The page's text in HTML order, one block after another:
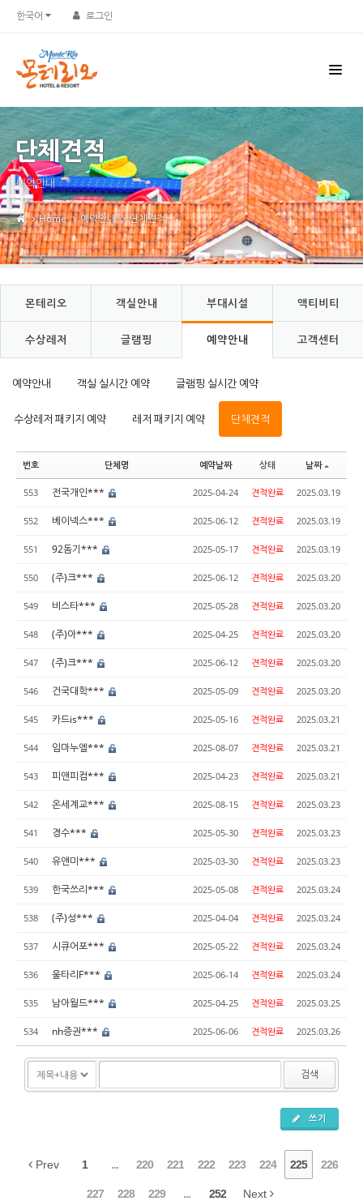
한국어 로그인
단체견적
예약안내
Home 예약안내 단체견적
몬테리오 객실안내 부대시설 액티비티
수상레저 글램핑 예약안내 고객센터
예약안내 객실 실시간 예약 글램핑 실시간 예약
수상레저 패키지 예약 레저 패키지 예약 단체견적
번호 단체명 예약날짜 상태 날짜
553 전국개인*** 2025-04-24 견적완료 2025.03.19
552 베이넥스*** 2025-06-12 견적완료 2025.03.19
551 92돔기*** 2025-05-17 견적완료 2025.03.19
550 (주)크*** 2025-06-12 견적완료 2025.03.20
549 비스타*** 2025-05-28 견적완료 2025.03.20
548 (주)아*** 2025-04-25 견적완료 2025.03.20
547 (주)크*** 2025-06-12 견적완료 2025.03.20
546 건국대학*** 2025-05-09 견적완료 2025.03.20
545 카드is*** 2025-05-16 견적완료 2025.03.21
544 임마누엘*** 2025-08-07 견적완료 2025.03.21
543 피앤피컴*** 2025-04-23 견적완료 2025.03.21
542 온세계교*** 2025-08-15 견적완료 2025.03.23
541 경수*** 2025-05-30 견적완료 2025.03.23
540 유앤미*** 2025-03-30 견적완료 2025.03.23
539 한국쓰리*** 2025-05-08 견적완료 2025.03.24
538 (주)성*** 2025-04-04 견적완료 2025.03.24
537 시큐어포*** 2025-05-22 견적완료 2025.03.24
536 울타리F*** 2025-06-14 견적완료 2025.03.24
535 남아월드*** 2025-04-25 견적완료 2025.03.25
534 nh증권*** 2025-06-06 견적완료 2025.03.26
검색
쓰기
Prev 1 ... 220 221 222 223 224 225 226
227 228 229 ... 252 Next
Sketchbook5, 스케치북5